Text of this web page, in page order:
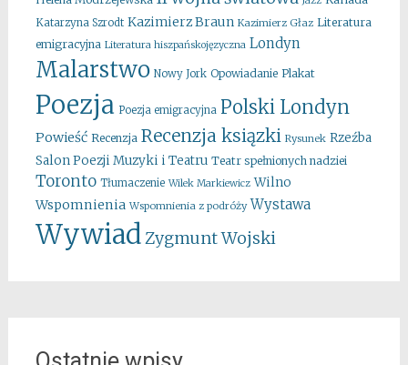
Katarzyna Szrodt Kazimierz Braun Kazimierz Głaz Literatura
emigracyjna Literatura hiszpańskojęzyczna Londyn
Malarstwo Nowy Jork Opowiadanie Plakat
Poezja Poezja emigracyjna Polski Londyn
Powieść Recenzja Recenzja ksiązki Rysunek Rzeźba
Salon Poezji Muzyki i Teatru Teatr spełnionych nadziei
Toronto Tłumaczenie Wilek Markiewicz Wilno
Wspomnienia Wspomnienia z podróży Wystawa
Wywiad Zygmunt Wojski